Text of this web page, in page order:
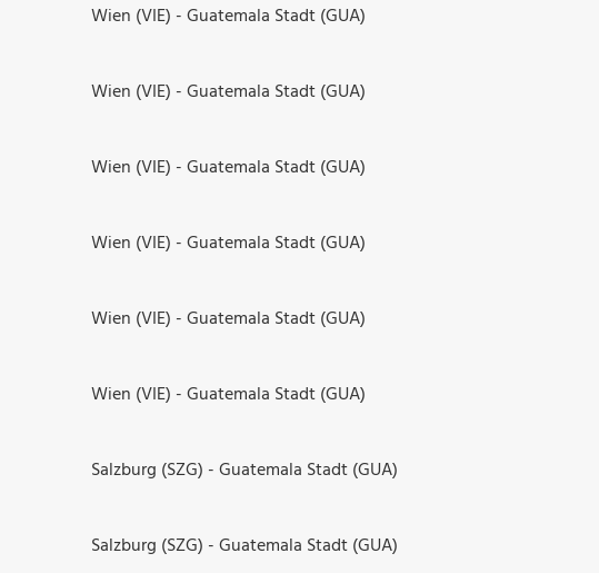
Wien (VIE) - Guatemala Stadt (GUA)
Wien (VIE) - Guatemala Stadt (GUA)
Wien (VIE) - Guatemala Stadt (GUA)
Wien (VIE) - Guatemala Stadt (GUA)
Wien (VIE) - Guatemala Stadt (GUA)
Wien (VIE) - Guatemala Stadt (GUA)
Salzburg (SZG) - Guatemala Stadt (GUA)
Salzburg (SZG) - Guatemala Stadt (GUA)